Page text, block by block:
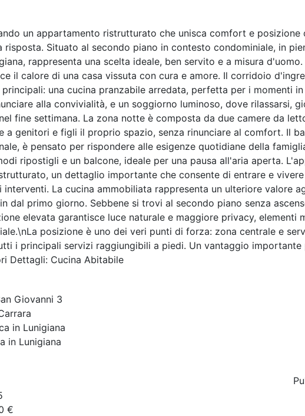
un appartamento ristrutturato che unisca comfort e posizione
risposta. Situato al secondo piano in contesto condominiale, in
rappresenta una scelta ideale, ben servito e a misura
il calore di una casa vissuta con cura e amore. Il corridoio
una cucina pranzabile arredata, perfetta per i momenti
alla convivialità, e un soggiorno luminoso, dove rilassarsi,
fine settimana. La zona notte è composta da due camere da
a genitori e figli il proprio spazio, senza rinunciare al comfort. Il
è pensato per rispondere alle esigenze quotidiane della
ripostigli e un balcone, ideale per una pausa all'aria aperta.
un dettaglio importante che consente di entrare e
interventi. La cucina ammobiliata rappresenta un ulteriore valore
dal primo giorno. Sebbene si trovi al secondo piano senza
elevata garantisce luce naturale e maggiore privacy, elementi
posizione è uno dei veri punti di forza: zona centrale e
i principali servizi raggiungibili a piedi. Un vantaggio
Dettagli: Cucina Abitabile
Giovanni 3
in Lunigiana
in Lunigiana
€